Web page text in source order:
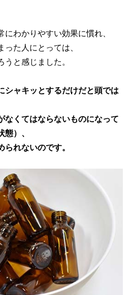
わかりやすい効果に慣れ、
た人にとっては、
と感じました。
シャキッとするだけだと頭では
なくてはならないものになって
）、
れないのです。